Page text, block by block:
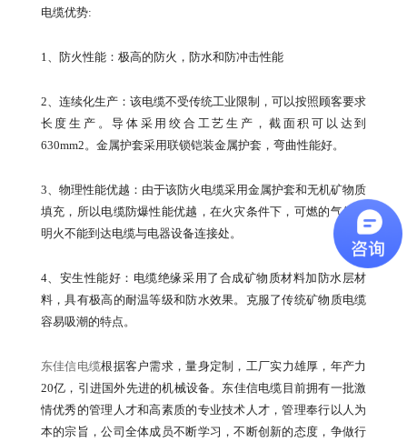
电缆优势:
1、防火性能：极高的防火，防水和防冲击性能
2、连续化生产：该电缆不受传统工业限制，可以按照顾客要求
长度生产。导体采用绞合工艺生产，截面积可以达到
630mm2。金属护套采用联锁铠装金属护套，弯曲性能好。
3、物理性能优越：由于该防火电缆采用金属护套和无机矿物质
填充，所以电缆防爆性能优越，在火灾条件下，可燃的气体和
明火不能到达电缆与电器设备连接处。
4、安生性能好：电缆绝缘采用了合成矿物质材料加防水层材
料，具有极高的耐温等级和防水效果。克服了传统矿物质电缆
容易吸潮的特点。
东佳信电缆根据客户需求，量身定制，工厂实力雄厚，年产力
20亿，引进国外先进的机械设备。东佳信电缆目前拥有一批激
情优秀的管理人才和高素质的专业技术人才，管理奉行以人为
本的宗旨，公司全体成员不断学习，不断创新的态度，争做行